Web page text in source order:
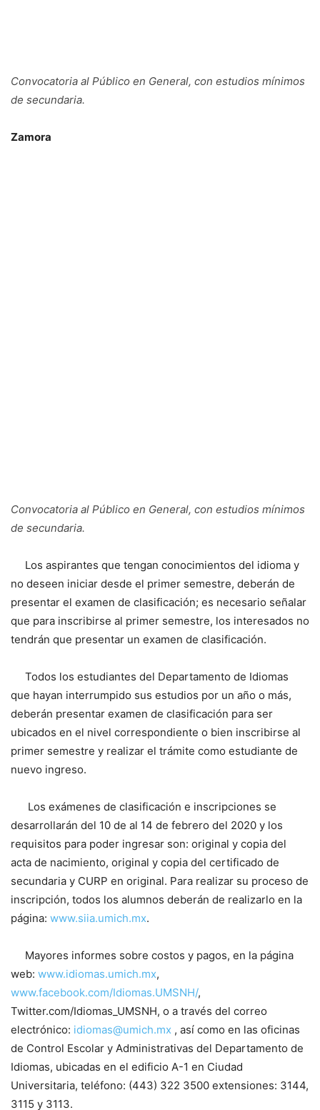
Convocatoria al Público en General, con estudios mínimos
de secundaria.
Zamora
Convocatoria al Público en General, con estudios mínimos
de secundaria.
Los aspirantes que tengan conocimientos del idioma y
no deseen iniciar desde el primer semestre, deberán de
presentar el examen de clasificación; es necesario señalar
que para inscribirse al primer semestre, los interesados no
tendrán que presentar un examen de clasificación.
Todos los estudiantes del Departamento de Idiomas
que hayan interrumpido sus estudios por un año o más,
deberán presentar examen de clasificación para ser
ubicados en el nivel correspondiente o bien inscribirse al
primer semestre y realizar el trámite como estudiante de
nuevo ingreso.
Los exámenes de clasificación e inscripciones se
desarrollarán del 10 de al 14 de febrero del 2020 y los
requisitos para poder ingresar son: original y copia del
acta de nacimiento, original y copia del certificado de
secundaria y CURP en original. Para realizar su proceso de
inscripción, todos los alumnos deberán de realizarlo en la
página: www.siia.umich.mx.
Mayores informes sobre costos y pagos, en la página
web: www.idiomas.umich.mx,
www.facebook.com/Idiomas.UMSNH/,
Twitter.com/Idiomas_UMSNH, o a través del correo
electrónico: idiomas@umich.mx , así como en las oficinas
de Control Escolar y Administrativas del Departamento de
Idiomas, ubicadas en el edificio A-1 en Ciudad
Universitaria, teléfono: (443) 322 3500 extensiones: 3144,
3115 y 3113.